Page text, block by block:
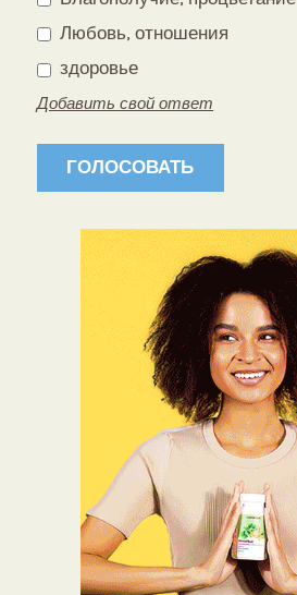
Любовь, отношения
здоровье
Добавить свой ответ